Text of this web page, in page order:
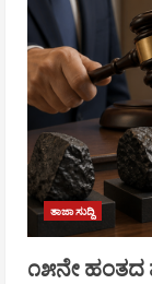
ತಾಜಾ ಸುದ್ದಿ
೧೫ನೇ ಹಂತದ